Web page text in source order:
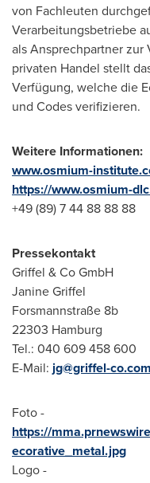
von Fachleuten
Verarbeitungsbetriebe
als Ansprechpartner
privaten Handel stellt
Verfügung, welche die
und Codes verifizieren.
Weitere Informationen:
www.osmium-
https://www.osmium-
+49 (89) 7 44 88 88 88
Pressekontakt
Griffel & Co GmbH
Janine Griffel
Forsmannstraße 8b
22303 Hamburg
Tel.: 040 609 458 600
E-Mail: jg@griffel-co.com
Foto -
https://
ecorative_metal.jpg
Logo -